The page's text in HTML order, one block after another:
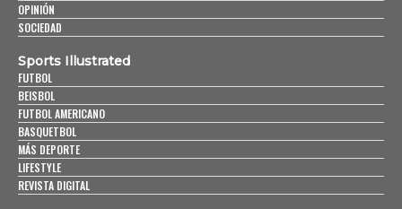
OPINIÓN
SOCIEDAD
Sports Illustrated
FUTBOL
BEISBOL
FUTBOL AMERICANO
BASQUETBOL
MÁS DEPORTE
LIFESTYLE
REVISTA DIGITAL